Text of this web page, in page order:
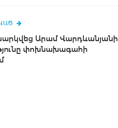
Արամ Վարդևանյանի
փոխնախագահի